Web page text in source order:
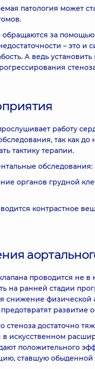
патология может
за помощью
– это
А ведь
работу
так как
тактику терапии.
обследования:
органов грудной
контрастное
проводится не
на ранней стадии
снижение
развитие
стеноза достаточно
в искусственном
положительного
ставшую